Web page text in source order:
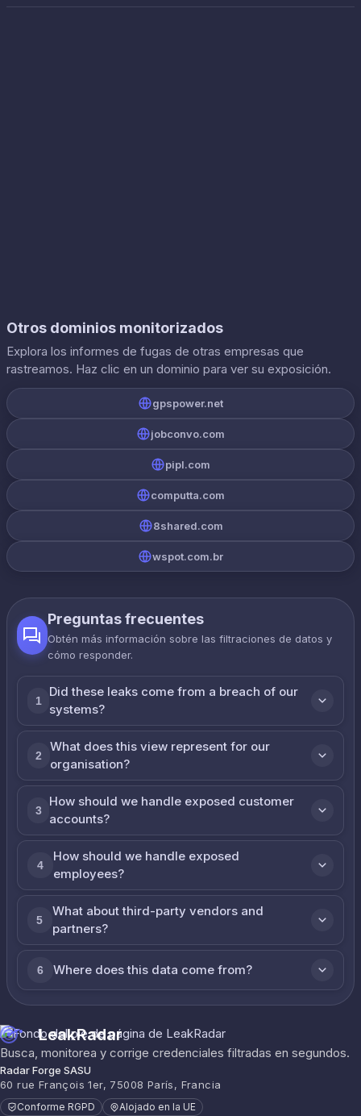
Otros dominios monitorizados
Explora los informes de fugas de otras empresas que
rastreamos. Haz clic en un dominio para ver su exposición.
gpspower.net
jobconvo.com
pipl.com
computta.com
8shared.com
wspot.com.br
Preguntas frecuentes
Obtén más información sobre las filtraciones de datos y
cómo responder.
1
Did these leaks come from a breach of our
systems?
2
What does this view represent for our
organisation?
3
How should we handle exposed customer
accounts?
4
How should we handle exposed
employees?
5
What about third-party vendors and
partners?
6 Where does this data come from?
LeakRadar
Busca, monitorea y corrige credenciales filtradas en segundos.
Radar Forge SASU
60 rue François 1er, 75008 París, Francia
Conforme RGPD Alojado en la UE